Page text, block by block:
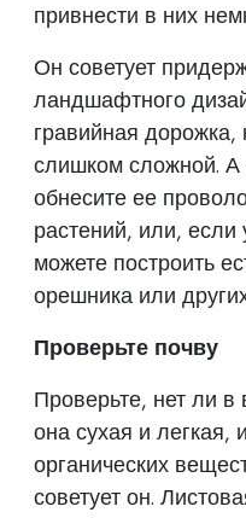
привнести в них
Он советует
ландшафтного
гравийная дорожка,
слишком сложной. А
обнесите ее
растений, или,
можете построить
орешника или
Проверьте почву
Проверьте, нет ли
она сухая и легкая,
органических
советует он.